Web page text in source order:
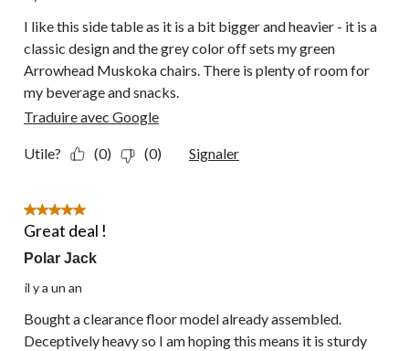
I like this side table as it is a bit bigger and heavier - it is a
classic design and the grey color off sets my green
Arrowhead Muskoka chairs. There is plenty of room for
my beverage and snacks.
Traduire avec Google
Utile? (0) (0) Signaler
5 étoile(s) sur 5.
Great deal !
Polar Jack
il y a un an
Bought a clearance floor model already assembled.
Deceptively heavy so I am hoping this means it is sturdy